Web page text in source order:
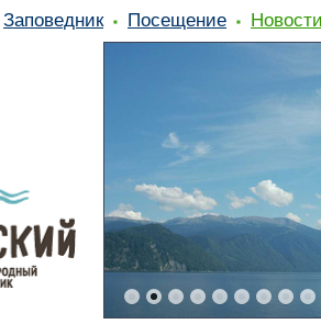
Заповедник Посещение